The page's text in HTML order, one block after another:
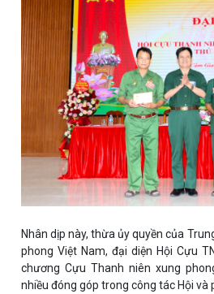
Nhân dịp này, thừa ủy quyền của
phong Việt Nam, đại diện Hội Cựu
chương Cựu Thanh niên xung
nhiều đóng góp trong công tác Hội và